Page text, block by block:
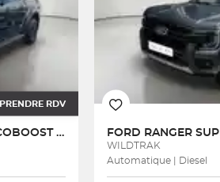
PRENDRE RDV
RANGER DCA 3.0 ECOBOOST V6 292 CH S&S BVA10 FORD
WILDTRAK
Automatique | Diesel